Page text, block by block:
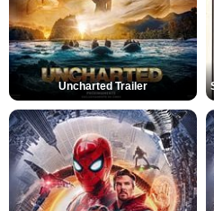
Uncharted Trailer